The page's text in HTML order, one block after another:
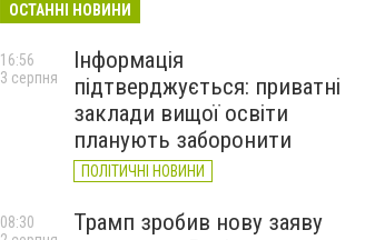
ОСТАННІ НОВИНИ
Інформація
підтверджується: приватні
заклади вищої освіти
планують заборонити
ПОЛІТИЧНІ НОВИНИ
16:56
3 серпня
Трамп зробив нову заяву
08:30